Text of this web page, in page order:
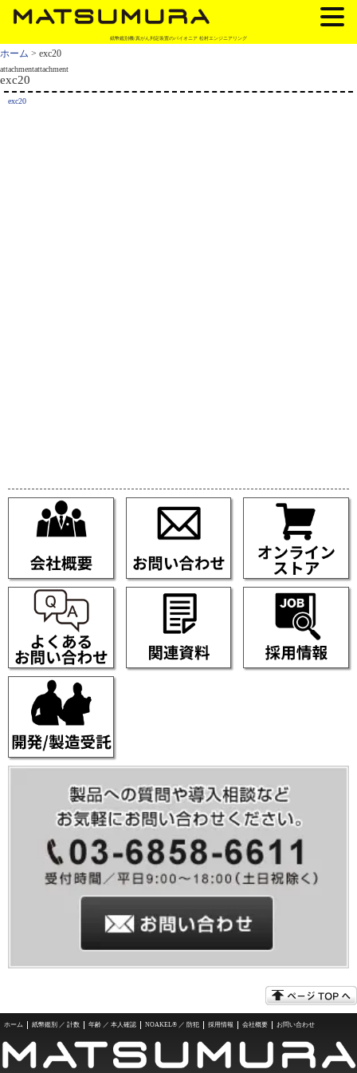
紙幣鑑別機/真がん判定装置のパイオニア 松村エンジニアリング
ホーム > exc20
attachmentattachment
exc20
exc20
ホーム 紙幣鑑別 ／ 計数 年齢 ／ 本人確認 NOAKEL® ／ 防犯 採用情報 会社概要 お問い合わせ